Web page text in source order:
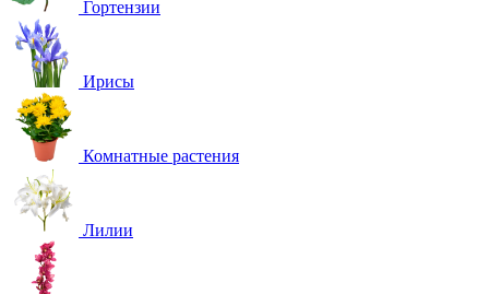
Гортензии
Ирисы
Комнатные растения
Лилии